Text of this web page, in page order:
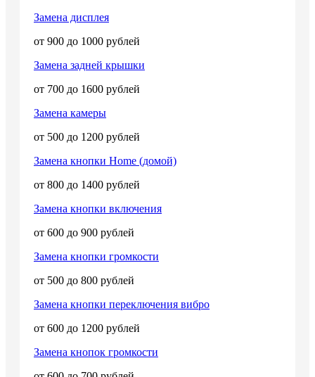
Замена дисплея
от 900 до 1000 рублей
Замена задней крышки
от 700 до 1600 рублей
Замена камеры
от 500 до 1200 рублей
Замена кнопки Home (домой)
от 800 до 1400 рублей
Замена кнопки включения
от 600 до 900 рублей
Замена кнопки громкости
от 500 до 800 рублей
Замена кнопки переключения вибро
от 600 до 1200 рублей
Замена кнопок громкости